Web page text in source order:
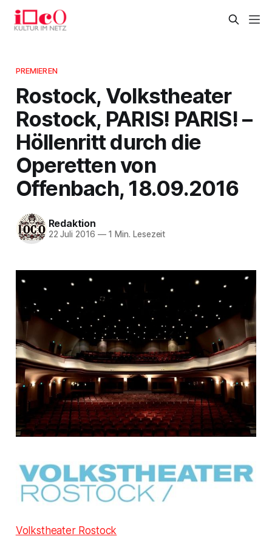
PREMIEREN
Rostock, Volkstheater
Rostock, PARIS! PARIS! –
Höllenritt durch die
Operetten von
Offenbach, 18.09.2016
Redaktion
22 Juli 2016 —1 Min. Lesezeit
Volkstheater Rostock